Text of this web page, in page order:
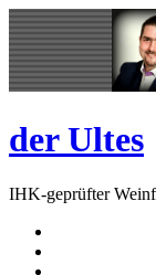
Skip
to
content
Open
Sidebar
der Ultes
IHK-geprüfter